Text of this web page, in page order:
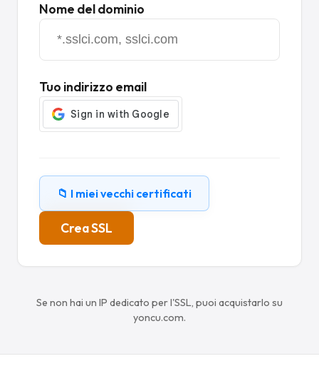
Nome del dominio
Tuo indirizzo email
📁 I miei vecchi certificati
Crea SSL
Se non hai un IP dedicato per l'SSL, puoi acquistarlo su
yoncu.com.